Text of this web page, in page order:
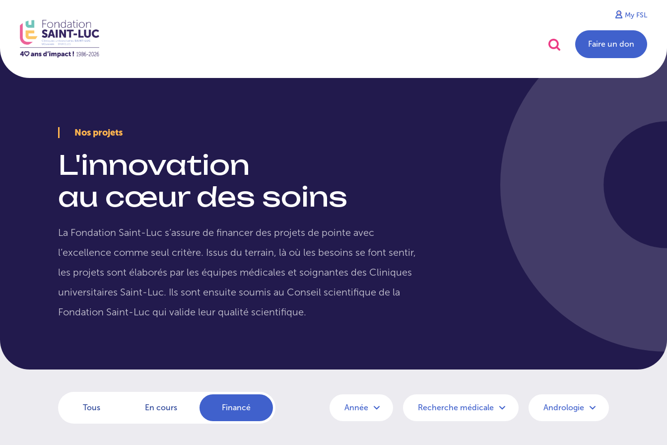
My FSL
Faire un don
Nos projets
L'innovation
au cœur des soins
La Fondation Saint-Luc s’assure de financer des projets de pointe avec
l’excellence comme seul critère. Issus du terrain, là où les besoins se font sentir,
les projets sont élaborés par les équipes médicales et soignantes des Cliniques
universitaires Saint-Luc. Ils sont ensuite soumis au Conseil scientifique de la
Fondation Saint-Luc qui valide leur qualité scientifique.
Tous En cours Financé Année Recherche médicale Andrologie